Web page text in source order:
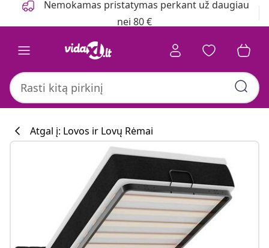
Nemokamas pristatymas perkant už daugiau
nei 80 €
Atgal į: Lovos ir Lovų Rėmai